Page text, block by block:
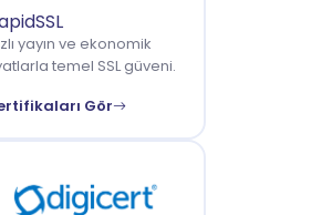
yayın ve ekonomik
temel SSL güveni.
Gör